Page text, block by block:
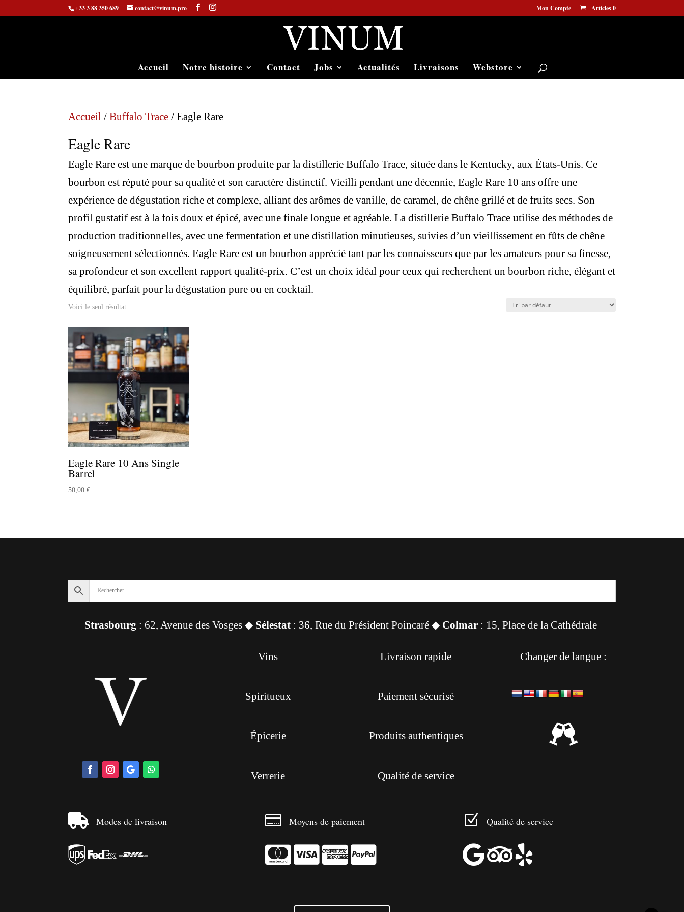
+33 3 88 350 689 contact@vinum.pro Mon Compte Articles 0
Accueil Notre histoire Contact Jobs Actualités Livraisons Webstore
Accueil /Buffalo Trace / Eagle Rare
Eagle Rare
Eagle Rare est une marque de bourbon produite par la distillerie Buffalo Trace, située dans le Kentucky, aux États-Unis. Ce
bourbon est réputé pour sa qualité et son caractère distinctif. Vieilli pendant une décennie, Eagle Rare 10 ans offre une
expérience de dégustation riche et complexe, alliant des arômes de vanille, de caramel, de chêne grillé et de fruits secs. Son
profil gustatif est à la fois doux et épicé, avec une finale longue et agréable. La distillerie Buffalo Trace utilise des méthodes de
production traditionnelles, avec une fermentation et une distillation minutieuses, suivies d’un vieillissement en fûts de chêne
soigneusement sélectionnés. Eagle Rare est un bourbon apprécié tant par les connaisseurs que par les amateurs pour sa finesse,
sa profondeur et son excellent rapport qualité-prix. C’est un choix idéal pour ceux qui recherchent un bourbon riche, élégant et
équilibré, parfait pour la dégustation pure ou en cocktail.
Voici le seul résultat
Eagle Rare 10 Ans Single
Barrel
50,00€
Strasbourg : 62, Avenue des Vosges ◆ Sélestat : 36, Rue du Président Poincaré ◆ Colmar : 15, Place de la Cathédrale
Vins
Spiritueux
Épicerie
Verrerie
Livraison rapide
Paiement sécurisé
Produits authentiques
Qualité de service
Changer de langue :

 Modes de livraison

 Moyens de paiement
  
Z Qualité de service
